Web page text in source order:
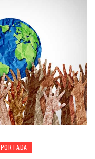
PORTADA